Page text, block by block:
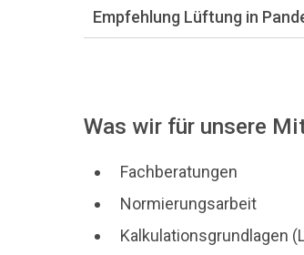
Empfehlung Lüftung in
Was wir für unsere
Fachberatungen
Normierungsarbeit
Kalkulationsgrundlagen